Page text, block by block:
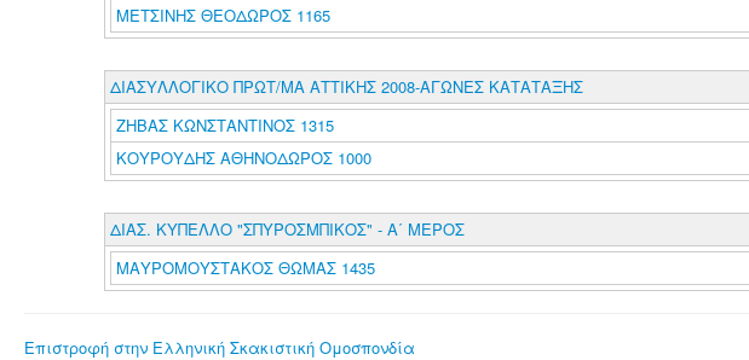
ΜΕΤΣΙΝΗΣ ΘΕΟΔΩΡΟΣ 1165
ΔΙΑΣΥΛΛΟΓΙΚΟ ΠΡΩΤ/ΜΑ ΑΤΤΙΚΗΣ 2008-ΑΓΩΝΕΣ ΚΑΤΑΤΑΞΗΣ
ΖΗΒΑΣ ΚΩΝΣΤΑΝΤΙΝΟΣ 1315
ΚΟΥΡΟΥΔΗΣ ΑΘΗΝΟΔΩΡΟΣ 1000
ΔΙΑΣ. ΚΥΠΕΛΛΟ "ΣΠΥΡΟΣΜΠΙΚΟΣ" - Α΄ ΜΕΡΟΣ
ΜΑΥΡΟΜΟΥΣΤΑΚΟΣ ΘΩΜΑΣ 1435
Επιστροφή στην Ελληνική Σκακιστική Ομοσπονδία